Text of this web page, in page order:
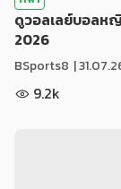
ดูวอลเลย์บอลห
2026
BSports8 |
9.2k